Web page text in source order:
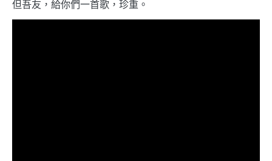
但吾友，給你們一首歌，珍重。